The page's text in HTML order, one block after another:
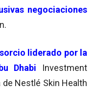
negociaciones
liderado por la
Dhabi Investment
de Nestlé Skin Health